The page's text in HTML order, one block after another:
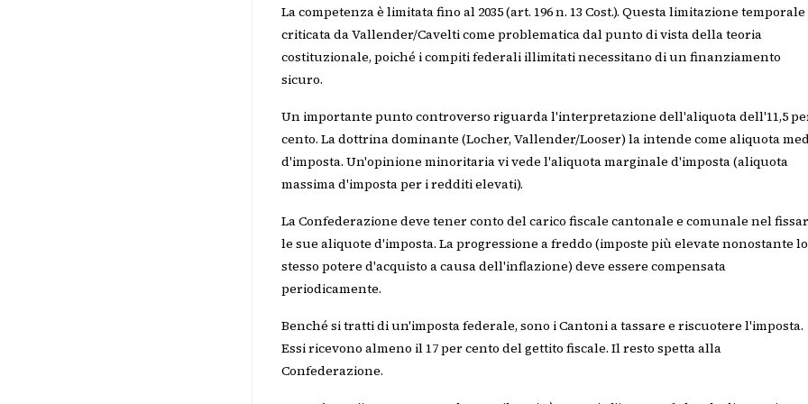
La competenza è limitata fino al 2035 (art. 196 n. 13 Cost.). Questa limitazione temporale
criticata da Vallender/Cavelti come problematica dal punto di vista della teoria
costituzionale, poiché i compiti federali illimitati necessitano di un finanziamento
sicuro.
Un importante punto controverso riguarda l'interpretazione dell'aliquota dell'11,5
cento. La dottrina dominante (Locher, Vallender/Looser) la intende come aliquota
d'imposta. Un'opinione minoritaria vi vede l'aliquota marginale d'imposta (aliquota
massima d'imposta per i redditi elevati).
La Confederazione deve tener conto del carico fiscale cantonale e comunale nel
le sue aliquote d'imposta. La progressione a freddo (imposte più elevate nonostante lo
stesso potere d'acquisto a causa dell'inflazione) deve essere compensata
periodicamente.
Benché si tratti di un'imposta federale, sono i Cantoni a tassare e riscuotere l'imposta.
Essi ricevono almeno il 17 per cento del gettito fiscale. Il resto spetta alla
Confederazione.